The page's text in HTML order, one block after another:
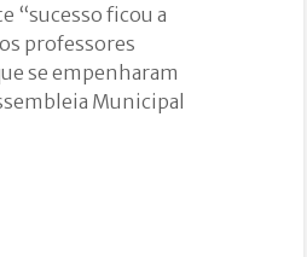
“sucesso ficou a
professores
se empenharam
Municipal